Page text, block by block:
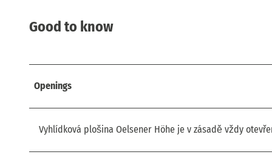
Good to know
Openings
Vyhlídková plošina Oelsener Höhe je v zásadě vždy